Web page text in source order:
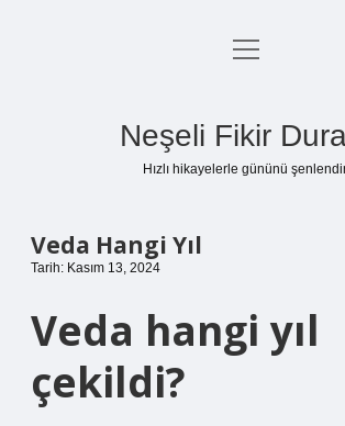
Anasayfa
menüyü
Neşeli Fikir
Hızlı hikayelerle gününü
Veda Hangi Yıl
Tarih: Kasım 13, 2024
Veda hangi yıl
çekildi?